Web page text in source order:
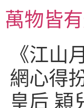
主萬物皆
《江山
網心得
皇后 穎